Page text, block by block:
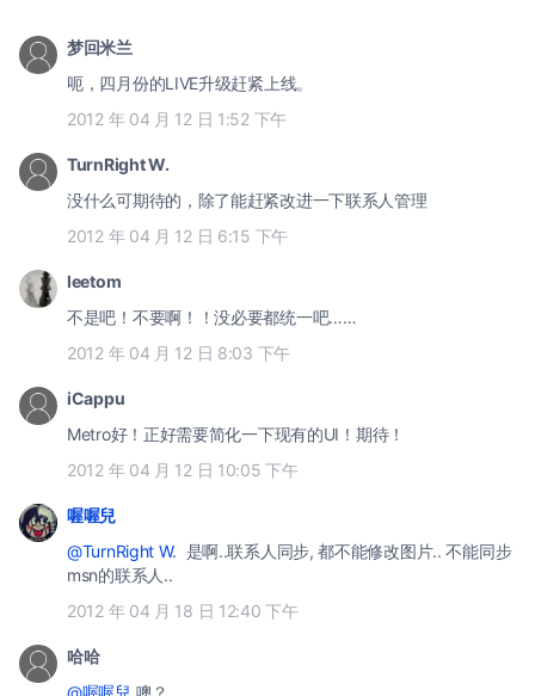
梦回米兰
呃，四月份的LIVE升级赶紧上线。
2012 年 04 月 12 日 1:52 下午
TurnRight W.
没什么可期待的，除了能赶紧改进一下联系人管理
2012 年 04 月 12 日 6:15 下午
leetom
不是吧！不要啊！！没必要都统一吧……
2012 年 04 月 12 日 8:03 下午
iCappu
Metro好！正好需要简化一下现有的UI！期待！
2012 年 04 月 12 日 10:05 下午
喔喔兒
@TurnRight W. 是啊..联系人同步, 都不能修改图片.. 不能同步
msn的联系人..
2012 年 04 月 18 日 12:40 下午
哈哈